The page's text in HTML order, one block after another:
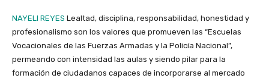
NAYELI REYES Lealtad, disciplina, responsabilidad, honestidad y
profesionalismo son los valores que promueven las “Escuelas
Vocacionales de las Fuerzas Armadas y la Policía Nacional”,
permeando con intensidad las aulas y siendo pilar para la
formación de ciudadanos capaces de incorporarse al mercado